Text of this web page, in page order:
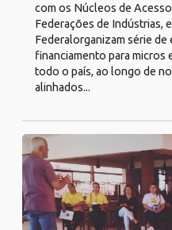
com os Núcleos de
Federações de Indústrias,
Federalorganizam série
financiamento para micros
todo o país, ao longo de
alinhados...